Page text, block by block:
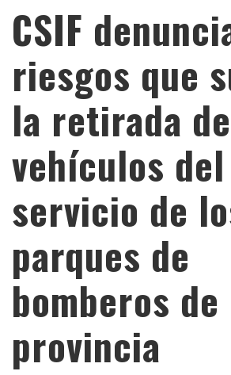
CSIF
riesgos que
la retirada
vehículos del
servicio de
parques de
bomberos
provincia